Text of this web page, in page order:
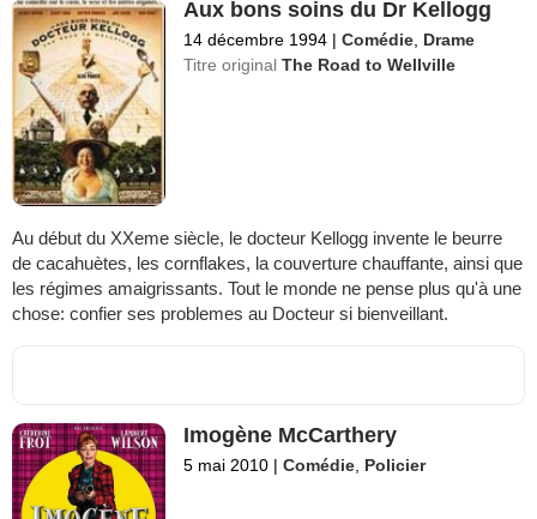
Aux bons soins du Dr Kellogg
14 décembre 1994 | Comédie, Drame
Titre originalThe Road to Wellville
Au début du XXeme siècle, le docteur Kellogg invente le beurre
de cacahuètes, les cornflakes, la couverture chauffante, ainsi que
les régimes amaigrissants. Tout le monde ne pense plus qu'à une
chose: confier ses problemes au Docteur si bienveillant.
Imogène McCarthery
5 mai 2010 | Comédie, Policier